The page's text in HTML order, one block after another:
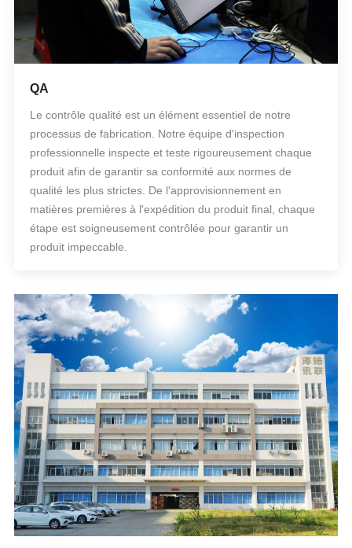
QA
Le contrôle qualité est un élément essentiel de notre
processus de fabrication. Notre équipe d'inspection
professionnelle inspecte et teste rigoureusement chaque
produit afin de garantir sa conformité aux normes de
qualité les plus strictes. De l'approvisionnement en
matières premières à l'expédition du produit final, chaque
étape est soigneusement contrôlée pour garantir un
produit impeccable.